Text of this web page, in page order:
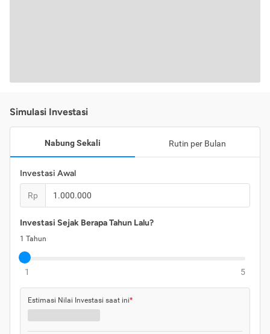
Simulasi Investasi
Nabung Sekali Rutin per Bulan
Investasi Awal
Rp
Investasi Sejak Berapa Tahun Lalu?
1 Tahun
1 5
Estimasi Nilai Investasi saat ini*